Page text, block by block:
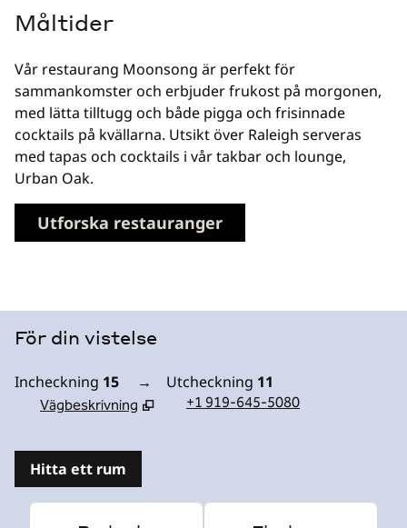
Måltider
Vår restaurang Moonsong är perfekt för
sammankomster och erbjuder frukost på morgonen,
med lätta tilltugg och både pigga och frisinnade
cocktails på kvällarna. Utsikt över Raleigh serveras
med tapas och cocktails i vår takbar och lounge,
Urban Oak.
Utforska restauranger
För din vistelse
Incheckning 15 → Utcheckning 11
Vägbeskrivning
+1 919-645-5080
Hitta ett rum